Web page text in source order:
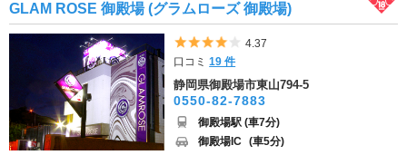
GLAM ROSE 御殿場 (グラムローズ 御殿場)
5つ星のうち4
4.37
口コミ19 件
静岡県御殿場市東山794-5
0550-82-7883
御殿場駅 (車7分)
御殿場IC (車5分)